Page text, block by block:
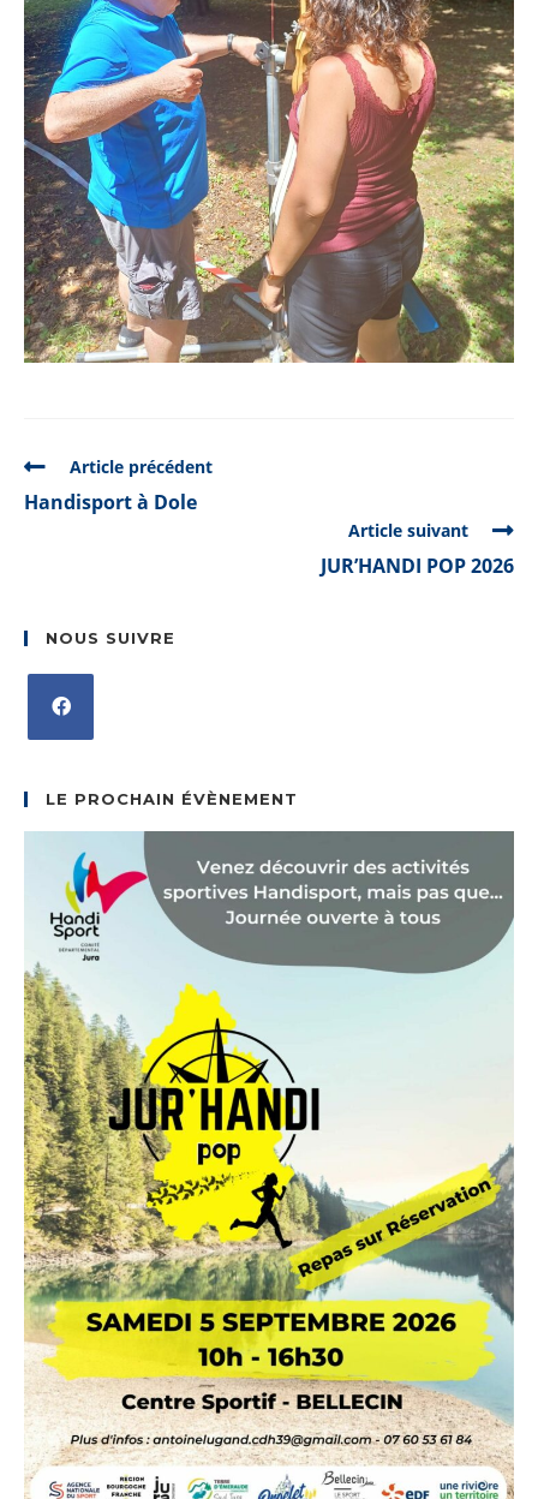
READ
ARTICLES
Article précédent
Handisport à Dole
Article suivant
JUR’HANDI POP 2026
NOUS SUIVRE
un
onglet
LE PROCHAIN ÉVÈNEMENT